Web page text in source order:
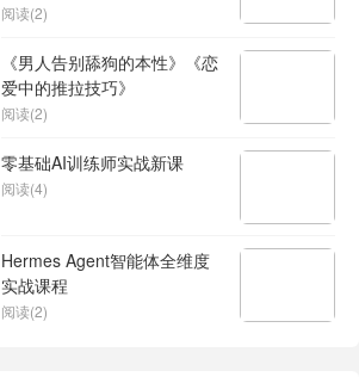
阅读(2)
《男人告别舔狗的本性》《恋
爱中的推拉技巧》
阅读(2)
零基础AI训练师实战新课
阅读(4)
Hermes Agent智能体全维度
实战课程
阅读(2)